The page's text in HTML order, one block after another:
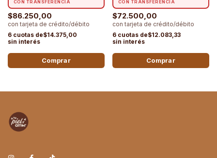
$86.250,00
$14.375,00
$72.500,00
$12.083,33